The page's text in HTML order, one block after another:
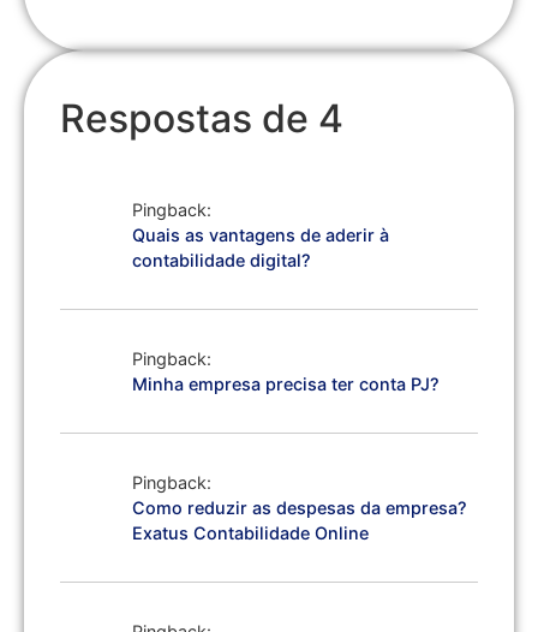
Respostas de 4
Pingback:
Quais as vantagens de aderir à
contabilidade digital?
Pingback:
Minha empresa precisa ter conta PJ?
Pingback:
Como reduzir as despesas da empresa?
Exatus Contabilidade Online